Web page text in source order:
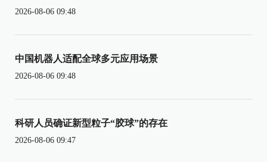
2026-08-06 09:48
中国机器人适配全球多元应用场景
2026-08-06 09:48
科研人员确证新型粒子“胶球”的存在
2026-08-06 09:47